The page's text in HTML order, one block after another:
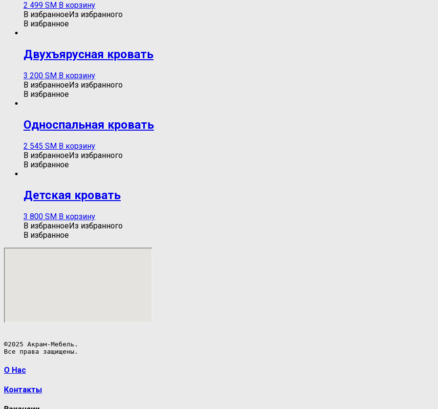
2 499 ЅМ В корзину
В избранноеИз избранного
В избранное
Двухъярусная кровать
3 200 ЅМ В корзину
В избранноеИз избранного
В избранное
Односпальная кровать
2 545 ЅМ В корзину
В избранноеИз избранного
В избранное
Детская кровать
3 800 ЅМ В корзину
В избранноеИз избранного
В избранное
©2025 Акрам-Мебель.
Все права защищены.
О Нас
Контакты